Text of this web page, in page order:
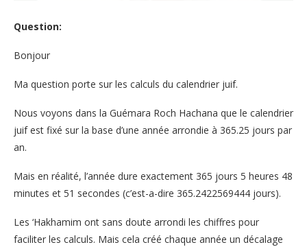
Question:
Bonjour
Ma question porte sur les calculs du calendrier juif.
Nous voyons dans la Guémara Roch Hachana que le calendrier
juif est fixé sur la base d’une année arrondie à 365.25 jours par
an.
Mais en réalité, l’année dure exactement 365 jours 5 heures 48
minutes et 51 secondes (c’est-a-dire 365.2422569444 jours).
Les ‘Hakhamim ont sans doute arrondi les chiffres pour
faciliter les calculs. Mais cela créé chaque année un décalage